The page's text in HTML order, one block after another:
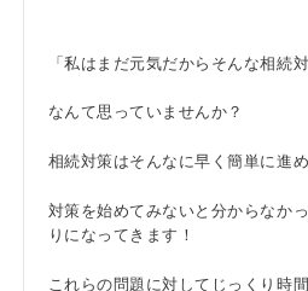
「私はまだ元気だからそんな相続
なんて思っていませんか？
相続対策はそんなに早く簡単に進
対策を始めてみないと分からなか
りになってきます！
これらの問題に対してじっくり時